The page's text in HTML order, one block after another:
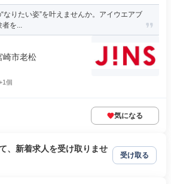
なりたい姿”を叶えませんか。アイウエアブ
者を...
崎市老松
個
気になる
、新着求人を受け取りませ
受け取る